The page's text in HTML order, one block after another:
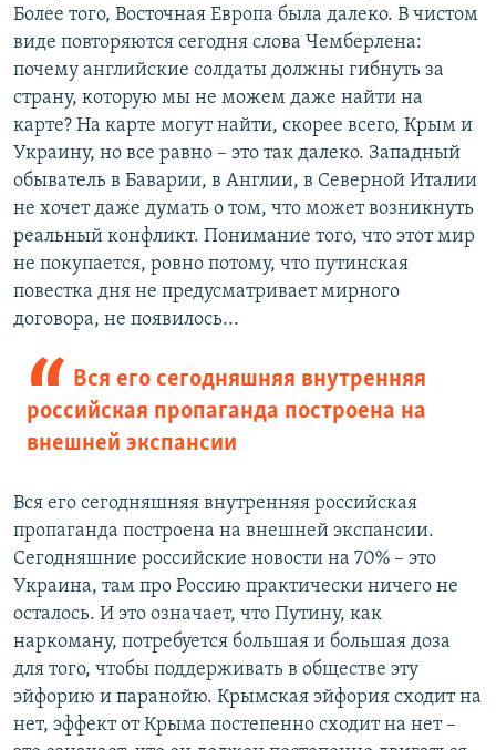
Более того, Восточная Европа была далеко. В чистом
виде повторяются сегодня слова Чемберлена:
почему английские солдаты должны гибнуть за
страну, которую мы не можем даже найти на
карте? На карте могут найти, скорее всего, Крым и
Украину, но все равно – это так далеко. Западный
обыватель в Баварии, в Англии, в Северной Италии
не хочет даже думать о том, что может возникнуть
реальный конфликт. Понимание того, что этот мир
не покупается, ровно потому, что путинская
повестка дня не предусматривает мирного
договора, не появилось...
Вся его сегодняшняя внутренняя
российская пропаганда построена на
внешней экспансии
Вся его сегодняшняя внутренняя российская
пропаганда построена на внешней экспансии.
Сегодняшние российские новости на 70% – это
Украина, там про Россию практически ничего не
осталось. И это означает, что Путину, как
наркоману, потребуется большая и большая доза
для того, чтобы поддерживать в обществе эту
эйфорию и паранойю. Крымская эйфория сходит на
нет, эффект от Крыма постепенно сходит на нет –